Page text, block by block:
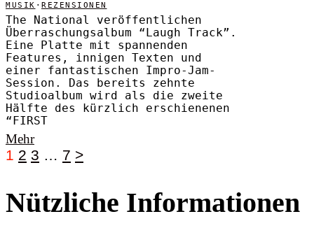
MUSIK · REZENSIONEN
The National veröffentlichen
Überraschungsalbum “Laugh Track”.
Eine Platte mit spannenden
Features, innigen Texten und
einer fantastischen Impro-Jam-
Session. Das bereits zehnte
Studioalbum wird als die zweite
Hälfte des kürzlich erschienenen
“FIRST
Mehr
1 2 3 … 7 >
Nützliche Informationen